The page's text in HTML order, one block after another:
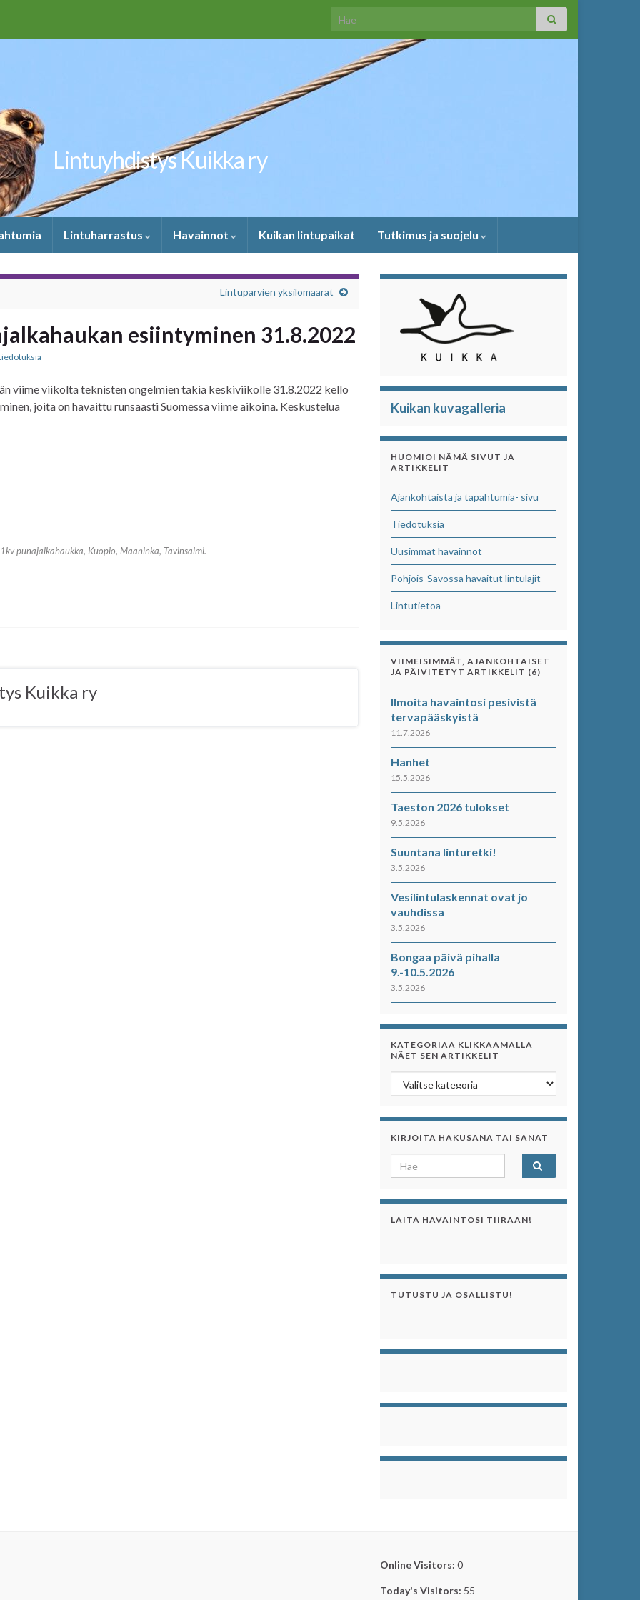
Search for:
Lintuyhdistys Kuikka ry
Lintuharrastus Havainnot Kuikan lintupaikat Tutkimus ja suojelu
Lintuparvien yksilömäärät
esiintyminen 31.8.2022
viime viikolta teknisten ongelmien takia keskiviikolle 31.8.2022 kello
joita on havaittu runsaasti Suomessa viime aikoina. Keskustelua
punajalkahaukka, Kuopio, Maaninka, Tavinsalmi.
Kuikka ry
Kuikan kuvagalleria
HUOMIOI NÄMÄ SIVUT JA
ARTIKKELIT
Ajankohtaista ja tapahtumia- sivu
Tiedotuksia
Uusimmat havainnot
Pohjois-Savossa havaitut lintulajit
Lintutietoa
VIIMEISIMMÄT, AJANKOHTAISET
JA PÄIVITETYT ARTIKKELIT (6)
Ilmoita havaintosi pesivistä
tervapääskyistä
11.7.2026
Hanhet
15.5.2026
Taeston 2026 tulokset
9.5.2026
Suuntana linturetki!
3.5.2026
Vesilintulaskennat ovat jo
vauhdissa
3.5.2026
Bongaa päivä pihalla
9.-10.5.2026
3.5.2026
KATEGORIAA KLIKKAAMALLA
NÄET SEN ARTIKKELIT
Kategoriaa klikkaamalla näet sen artikkelit
KIRJOITA HAKUSANA TAI SANAT
Search for:
LAITA HAVAINTOSI TIIRAAN!
TUTUSTU JA OSALLISTU!
Online Visitors: 0
Today's Visitors: 55